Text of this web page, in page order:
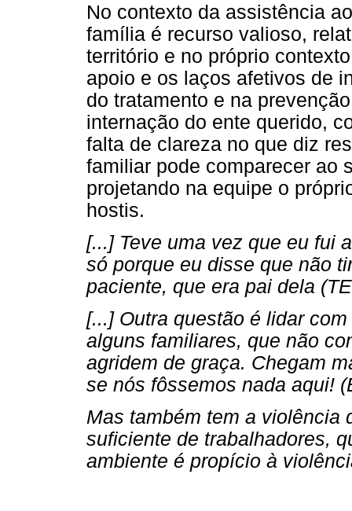
No contexto da assistência
família é recurso valioso,
território e no próprio
apoio e os laços afetivos de
do tratamento e na
internação do ente querido,
falta de clareza no que diz
familiar pode comparecer ao
projetando na equipe o
hostis.
[...] Teve uma vez que eu fui
só porque eu disse que não
paciente, que era pai dela
[...] Outra questão é lidar
alguns familiares, que não
agridem de graça. Chegam
se nós fôssemos nada aqui!
Mas também tem a violência
suficiente de trabalhadores,
ambiente é propício à